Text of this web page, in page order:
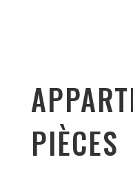
PIÈCES